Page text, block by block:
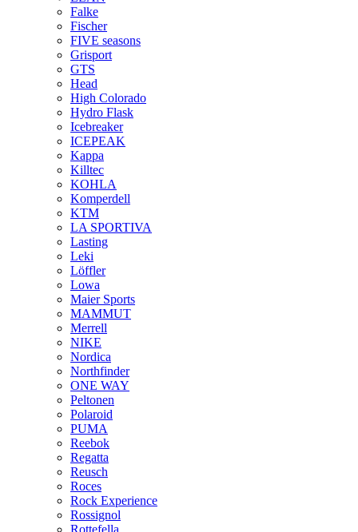
Falke
Fischer
FIVE seasons
Grisport
GTS
Head
High Colorado
Hydro Flask
Icebreaker
ICEPEAK
Kappa
Killtec
KOHLA
Komperdell
KTM
LA SPORTIVA
Lasting
Leki
Löffler
Lowa
Maier Sports
MAMMUT
Merrell
NIKE
Nordica
Northfinder
ONE WAY
Peltonen
Polaroid
PUMA
Reebok
Regatta
Reusch
Roces
Rock Experience
Rossignol
Rottefella